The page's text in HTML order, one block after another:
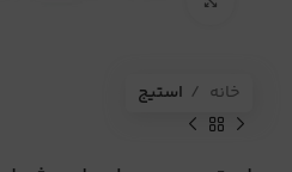
خانه استیج